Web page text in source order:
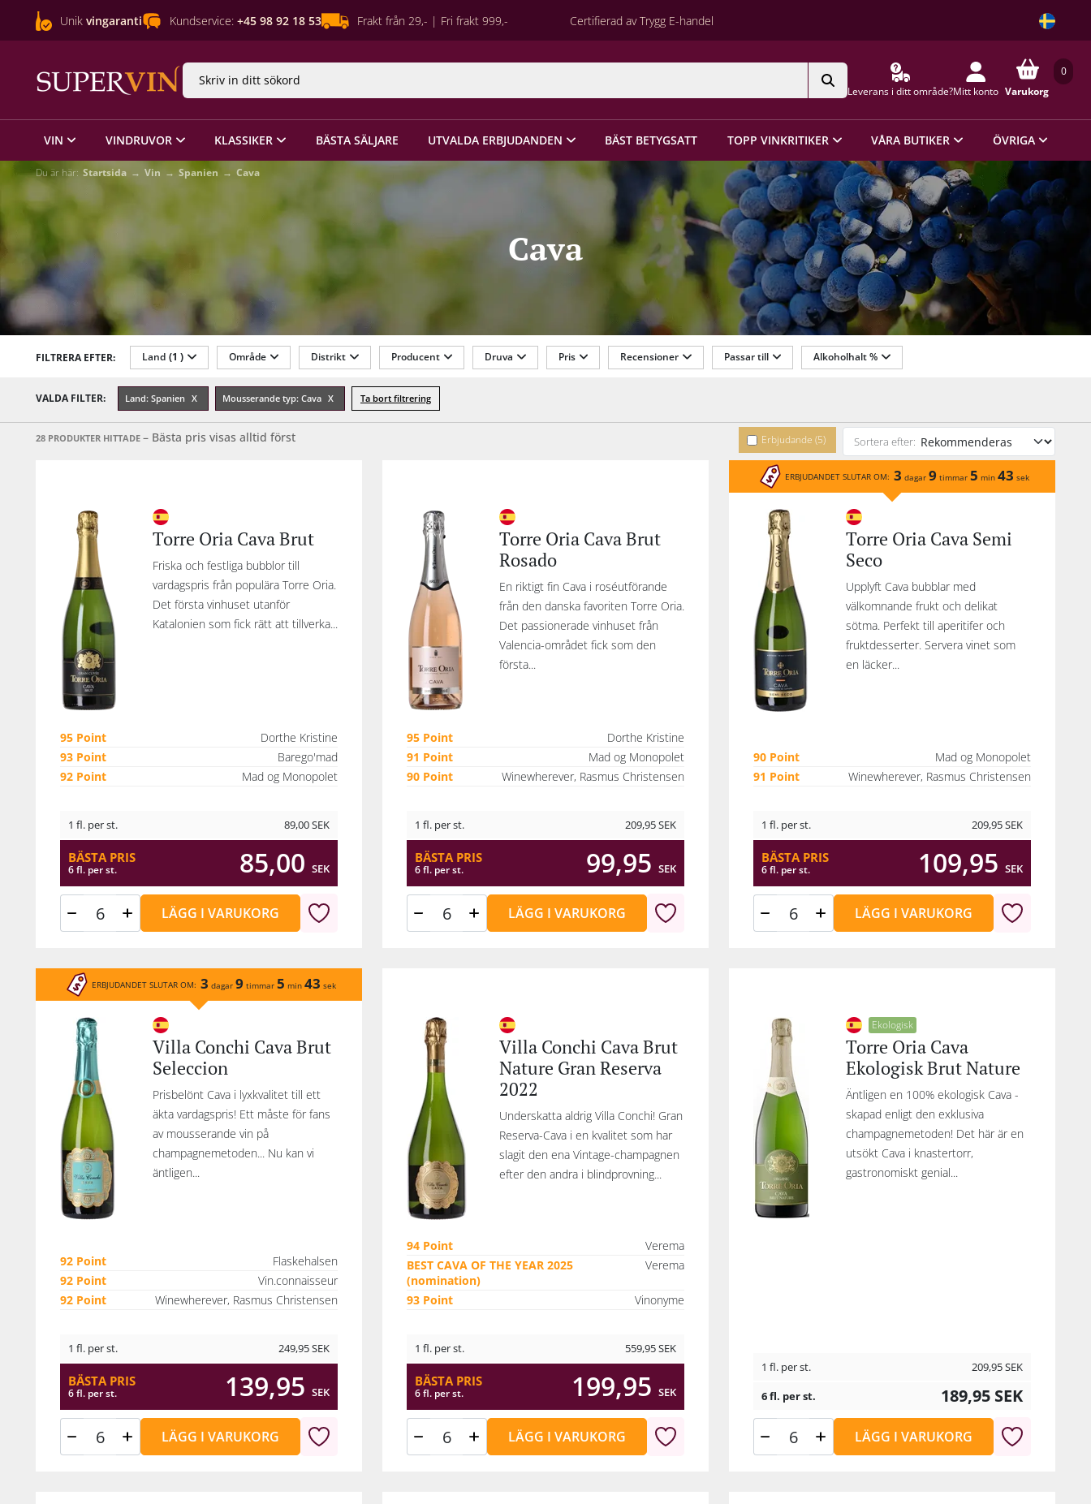
Unik vingaranti Kundservice: +45 98 92 18 53 Frakt från 29,- | Fri frakt 999,- Certifierad av Trygg E-handel
Leverans i ditt område?Mitt konto
0
Varukorg
VIN VINDRUVOR KLASSIKER BÄSTA SÄLJARE UTVALDA ERBJUDANDEN BÄST BETYGSATT TOPP VINKRITIKER VÅRA BUTIKER ÖVRIGA
Du är här: Startsida Vin Spanien Cava
Cava
FILTRERA EFTER: Land (1 ) Område Distrikt Producent Druva Pris Recensioner Passar till Alkoholhalt %
Årgång Sötma Tannin Mousserande typ
VALDA FILTER: Land: Spanien Mousserande typ: Cava Ta bort filtrering
28 PRODUKTER HITTADE – Bästa pris visas alltid först Erbjudande (5) Sortera efter:
Torre Oria Cava Brut
Friska och festliga bubblor till
vardagspris från populära Torre Oria.
Det första vinhuset utanför
Katalonien som fick rätt att tillverka...
95 Point
Dorthe Kristine
93 Point
Barego'mad
92 Point
Mad og Monopolet
1 fl. per st. 89,00SEK
BÄSTA PRIS
6 fl. per st. 85,00 SEK
LÄGG I VARUKORG
Torre Oria Cava Brut
Rosado
En riktigt fin Cava i roséutförande
från den danska favoriten Torre Oria.
Det passionerade vinhuset från
Valencia-området fick som den
första...
95 Point
Dorthe Kristine
91 Point
Mad og Monopolet
90 Point
Winewherever, Rasmus Christensen
1 fl. per st. 209,95SEK
BÄSTA PRIS
6 fl. per st. 99,95 SEK
LÄGG I VARUKORG
ERBJUDANDET SLUTAR OM: 3 dagar 9 timmar 5 min 43 sek
Torre Oria Cava Semi
Seco
Upplyft Cava bubblar med
välkomnande frukt och delikat
sötma. Perfekt till aperitifer och
fruktdesserter. Servera vinet som
en läcker...
90 Point
Mad og Monopolet
91 Point
Winewherever, Rasmus Christensen
1 fl. per st. 209,95SEK
BÄSTA PRIS
6 fl. per st. 109,95 SEK
LÄGG I VARUKORG
ERBJUDANDET SLUTAR OM: 3 dagar 9 timmar 5 min 43 sek
Villa Conchi Cava Brut
Seleccion
Prisbelönt Cava i lyxkvalitet till ett
äkta vardagspris! Ett måste för fans
av mousserande vin på
champagnemetoden... Nu kan vi
äntligen...
92 Point
Flaskehalsen
92 Point
Vin.connaisseur
92 Point
Winewherever, Rasmus Christensen
1 fl. per st. 249,95SEK
BÄSTA PRIS
6 fl. per st. 139,95 SEK
LÄGG I VARUKORG
Villa Conchi Cava Brut
Nature Gran Reserva
2022
Underskatta aldrig Villa Conchi! Gran
Reserva-Cava i en kvalitet som har
slagit den ena Vintage-champagnen
efter den andra i blindprovning...
94 Point
Verema
BEST CAVA OF THE YEAR 2025
(nomination)
Verema
93 Point Vinonyme
1 fl. per st. 559,95SEK
BÄSTA PRIS
6 fl. per st. 199,95 SEK
LÄGG I VARUKORG
Ekologisk
Torre Oria Cava
Ekologisk Brut Nature
Äntligen en 100% ekologisk Cava -
skapad enligt den exklusiva
champagnemetoden! Det här är en
utsökt Cava i knastertorr,
gastronomiskt genial...
1 fl. per st. 209,95SEK
6 fl. per st.
189,95 SEK
LÄGG I VARUKORG